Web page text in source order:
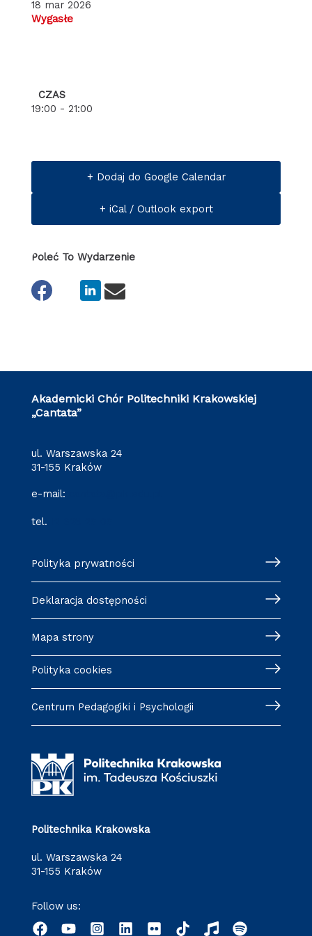
18 mar 2026
Wygasłe
CZAS
19:00 - 21:00
+ Dodaj do Google Calendar
+ iCal / Outlook export
Poleć To Wydarzenie
Akademicki Chór Politechniki Krakowskiej
„Cantata”
ul. Warszawska 24
31-155 Kraków
e-mail:
tel.
Polityka prywatności
Deklaracja dostępności
Mapa strony
Polityka cookies
Centrum Pedagogiki i Psychologii
Politechnika Krakowska
ul. Warszawska 24
31-155 Kraków
Follow us: